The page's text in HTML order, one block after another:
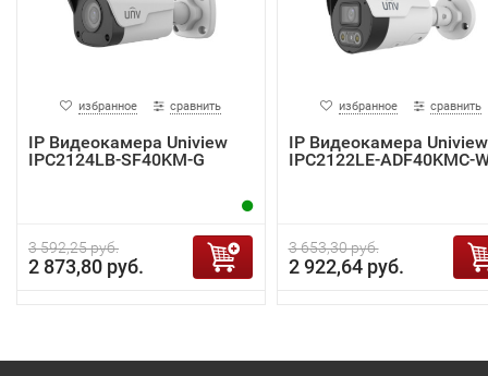
избранное сравнить
IP Видеокамера Uniview
IPC2124LB-SF40KM-G
3 592,25 руб.
2 873,80 руб.
избранное сравнить
IP Видеокамера Uniview
IPC2122LE-ADF40KMC-
3 653,30 руб.
2 922,64 руб.